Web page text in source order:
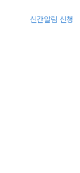
신간알림 신청